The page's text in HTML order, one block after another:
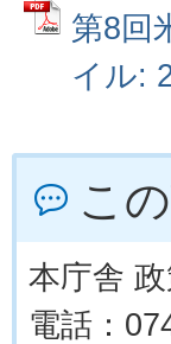
第8回
イル:
こ
本庁舎
電話：